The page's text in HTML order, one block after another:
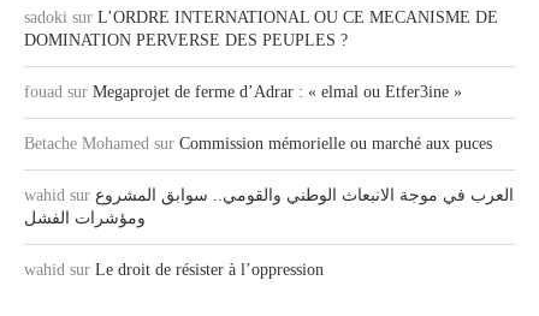
sadoki sur L’ORDRE INTERNATIONAL OU CE MECANISME DE
DOMINATION PERVERSE DES PEUPLES ?
fouad sur Megaprojet de ferme d’Adrar : « elmal ou Etfer3ine »
Betache Mohamed sur Commission mémorielle ou marché aux puces
wahid sur العرب في موجة الانبعاث الوطني والقومي.. سوابق المشروع
ومؤشرات الفشل
wahid sur Le droit de résister à l’oppression